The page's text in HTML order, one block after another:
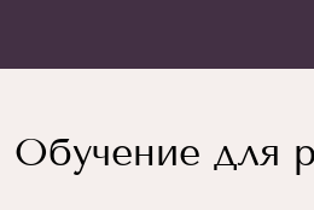
Обучение для